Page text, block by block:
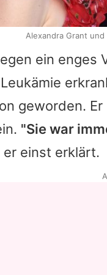
ein enges
geworden.
"Sie war
er einst erklärt.
Alexandra Grant